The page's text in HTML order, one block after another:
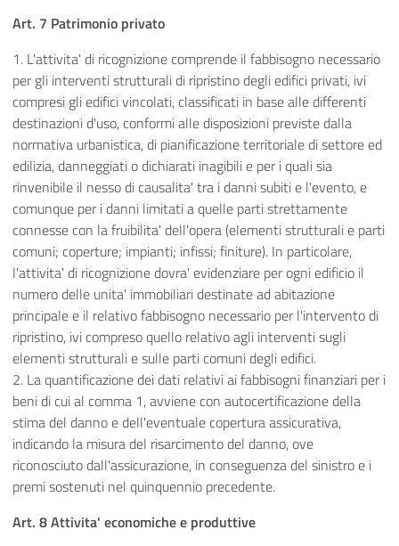
Art. 7 Patrimonio privato
1. L'attivita' di ricognizione comprende il fabbisogno necessario
per gli interventi strutturali di ripristino degli edifici privati, ivi
compresi gli edifici vincolati, classificati in base alle differenti
destinazioni d'uso, conformi alle disposizioni previste dalla
normativa urbanistica, di pianificazione territoriale di settore ed
edilizia, danneggiati o dichiarati inagibili e per i quali sia
rinvenibile il nesso di causalita' tra i danni subiti e l'evento, e
comunque per i danni limitati a quelle parti strettamente
connesse con la fruibilita' dell'opera (elementi strutturali e parti
comuni; coperture; impianti; infissi; finiture). In particolare,
l'attivita' di ricognizione dovra' evidenziare per ogni edificio il
numero delle unita' immobiliari destinate ad abitazione
principale e il relativo fabbisogno necessario per l'intervento di
ripristino, ivi compreso quello relativo agli interventi sugli
elementi strutturali e sulle parti comuni degli edifici.
2. La quantificazione dei dati relativi ai fabbisogni finanziari per i
beni di cui al comma 1, avviene con autocertificazione della
stima del danno e dell'eventuale copertura assicurativa,
indicando la misura del risarcimento del danno, ove
riconosciuto dall'assicurazione, in conseguenza del sinistro e i
premi sostenuti nel quinquennio precedente.
Art. 8 Attivita' economiche e produttive